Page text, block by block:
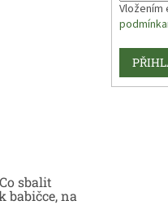
Vložením
sbalit
babičce, na